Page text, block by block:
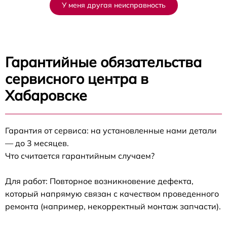
У меня другая неисправность
Гарантийные обязательства
сервисного центра в
Хабаровске
Гарантия от сервиса: на установленные нами детали
— до 3 месяцев.
Что считается гарантийным случаем?
Для работ: Повторное возникновение дефекта,
который напрямую связан с качеством проведенного
ремонта (например, некорректный монтаж запчасти).